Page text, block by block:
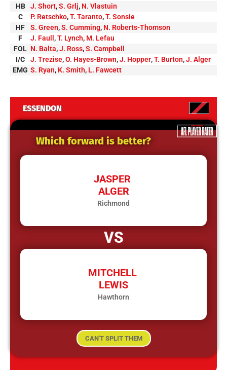
HB
J. Short,S. Grlj, N. Vlastuin
C
P. Retschko,T. Taranto,T. Sonsie
HF
S. Green,S. Cumming, N. Roberts-Thomson
F
J. Faull ,T. Lynch, M. Lefau
FOL N. Balta,J. Ross,S. Campbell
I/C
J. Trezise,O. Hayes-Brown,J. Hopper,T. Burton,J. Alger
EMG S. Ryan, K. Smith, L. Fawcett
ESSENDON
Which forward is better?
JASPER
ALGER
Richmond
VS
MITCHELL
LEWIS
Hawthorn
CAN'T SPLIT THEM